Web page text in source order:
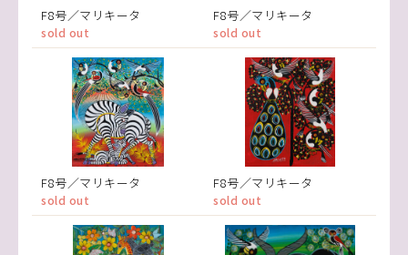
F8号／マリキータ
sold out
F8号／マリキータ
sold out
F8号／マリキータ
sold out
F8号／マリキータ
sold out